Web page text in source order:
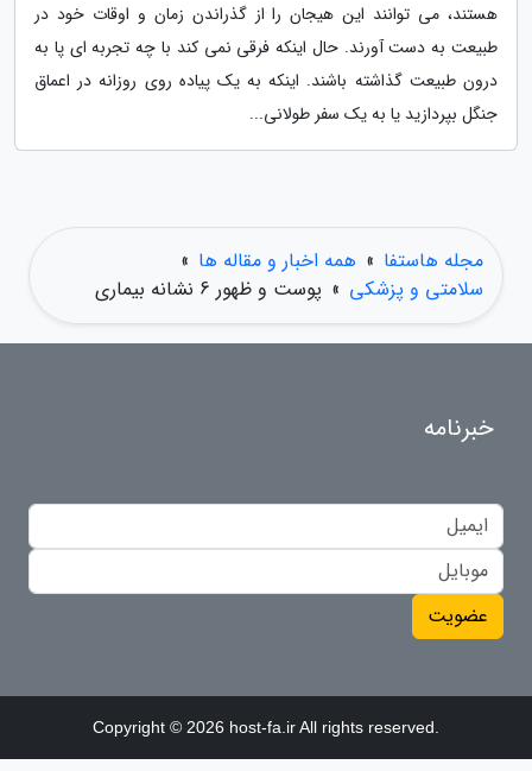
هستند، می توانند این هیجان را از گذراندن زمان و اوقات خود در
طبیعت به دست آورند. حال اینکه فرقی نمی کند با چه تجربه ای پا به
درون طبیعت گذاشته باشند. اینکه به یک پیاده روی روزانه در اعماق
جنگل بپردازید یا به یک سفر طولانی...
مجله هاستفا » همه اخبار و مقاله ها »
سلامتی و پزشکی » پوست و ظهور 6 نشانه بیماری
خبرنامه
عضویت
Copyright © 2026 host-fa.ir All rights reserved.